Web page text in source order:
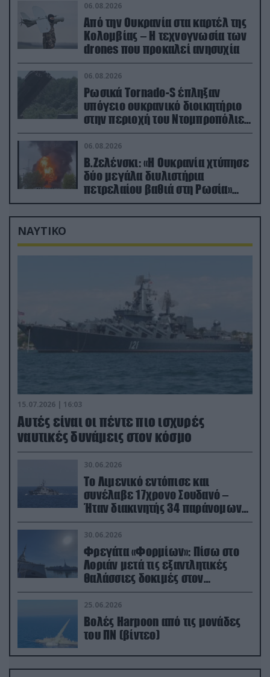
06.08.2026
Από την Ουκρανία στα καρτέλ της
Κολομβίας – Η τεχνογνωσία των
drones που προκαλεί ανησυχία
06.08.2026
Ρωσικά Tornado-S έπληξαν
υπόγειο ουκρανικό διοικητήριο
στην περιοχή του Ντομπροπόλιε
(βίντεο)
06.08.2026
Β.Ζελένσκι: «Η Ουκρανία χτύπησε
δύο μεγάλα διυλιστήρια
πετρελαίου βαθιά στη Ρωσία»
(βίντεο)
ΝΑΥΤΙΚΟ
15.07.2026 | 16:03
Aυτές είναι οι πέντε πιο ισχυρές
ναυτικές δυνάμεις στον κόσμο
30.06.2026
Το Λιμενικό εντόπισε και
συνέλαβε 17χρονο Σουδανό –
Ήταν διακινητής 34 παράνομων
μεταναστών
30.06.2026
Φρεγάτα «Φορμίων»: Πίσω στο
Λοριάν μετά τις εξαντλητικές
θαλάσσιες δοκιμές στον
απαιτητικό Βισκαϊκό
25.06.2026
Βολές Harpoon από τις μονάδες
του ΠΝ (βίντεο)